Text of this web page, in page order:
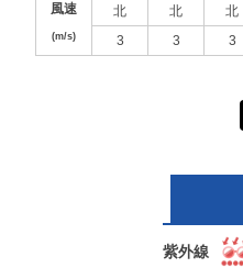
風速
(m/s)
北 北 北
3
3 3
紫外線